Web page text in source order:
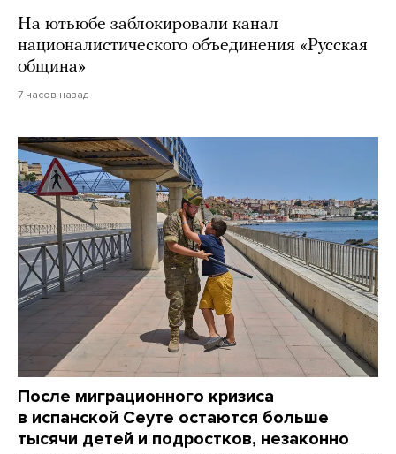
На ютьюбе заблокировали канал
националистического объединения «Русская
община»
7 часов назад
После миграционного кризиса
в испанской Сеуте остаются больше
тысячи детей и подростков, незаконно